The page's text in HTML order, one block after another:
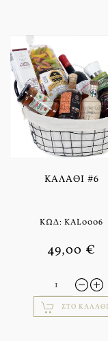
ΚΑΛΆΘΙ #6
ΚΩΔ: KAL0006
49,00 €
ΣΤΟ ΚΑΛΆΘΙ